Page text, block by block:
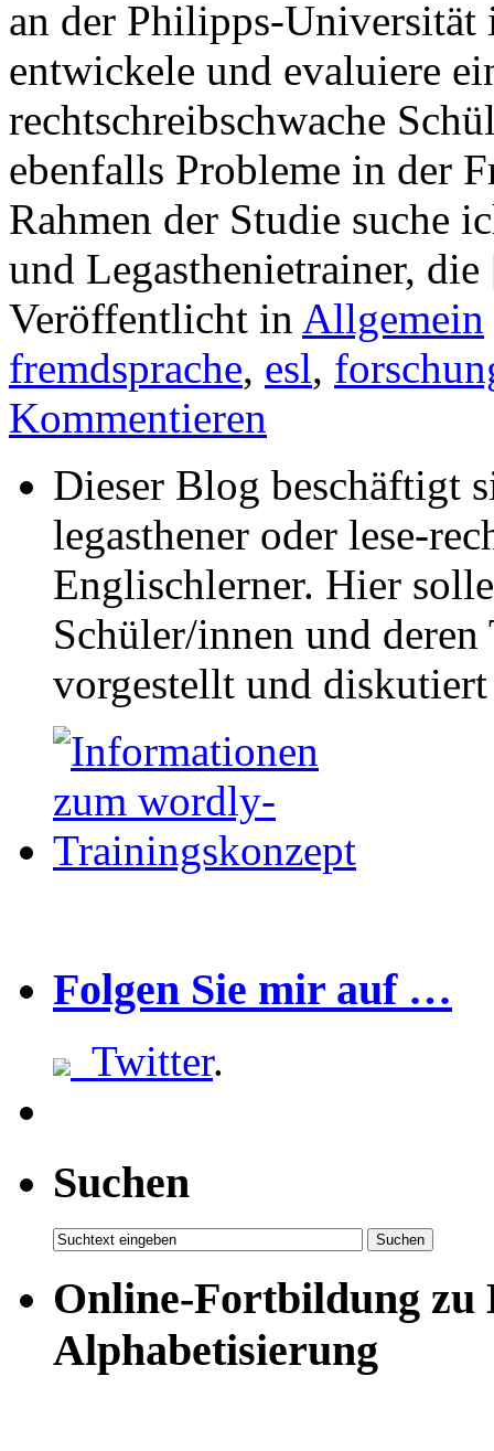
an der Philipps-
entwickele und evaluiere
rechtschreibschwache
ebenfalls Probleme in der
Rahmen der Studie suche
und Legasthenietrainer,
Veröffentlicht in Allgemein
fremdsprache, esl,
Kommentieren
Dieser Blog beschäftigt
legasthener oder lese-
Englischlerner. Hier
Schüler/innen und
vorgestellt und
Folgen Sie mir auf …
Twitter.
Suchen
Online-Fortbildung zu
Alphabetisierung